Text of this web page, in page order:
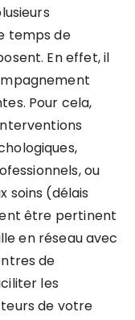
temps de
En effet, il
Pour cela,
ou
soins (délais
être pertinent
en réseau avec
de
les
de votre